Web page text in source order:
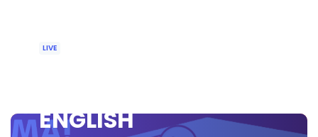
LIVE
ENGLISH